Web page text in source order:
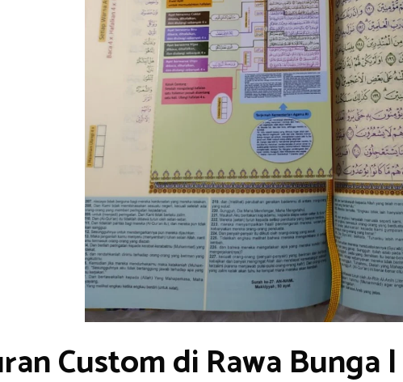
Custom di Rawa Bunga